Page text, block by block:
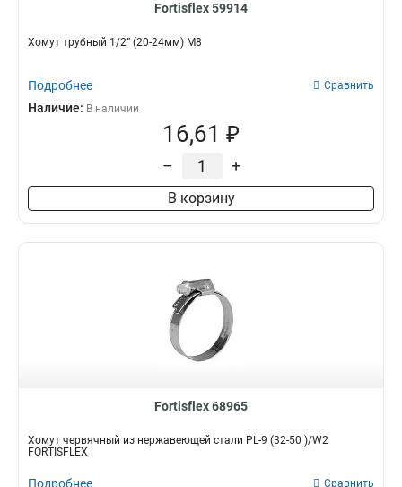
Fortisflex 59914
Хомут трубный 1/2” (20-24мм) М8
Подробнее Сравнить
Наличие: В наличии
16,61 ₽
– +
В корзину
Fortisflex 68965
Хомут червячный из нержавеющей стали PL-9 (32-50 )/W2
FORTISFLEX
Подробнее Сравнить